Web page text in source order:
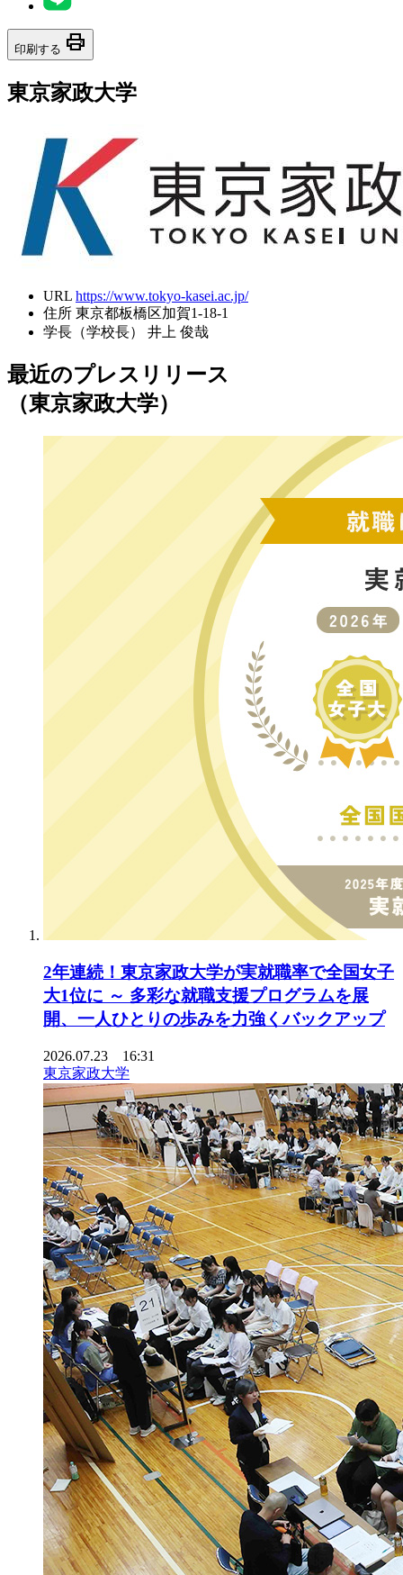
印刷する print
東京家政大学
URL https://www.tokyo-kasei.ac.jp/
住所 東京都板橋区加賀1-18-1
学長（学校長）
井上 俊哉
最近のプレスリリース
（東京家政大学）
2年連続！東京家政大学が実就職率で全国女子
大1位に ～ 多彩な就職支援プログラムを展
開、一人ひとりの歩みを力強くバックアップ
2026.07.23 16:31
東京家政大学